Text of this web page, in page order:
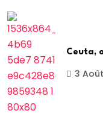
Ceuta,
3